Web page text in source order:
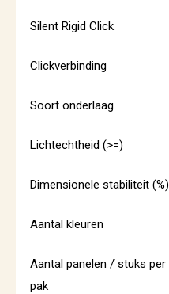
Silent Rigid Click
Clickverbinding
Soort onderlaag
Lichtechtheid (>=)
Dimensionele stabiliteit (%)
Aantal kleuren
Aantal panelen / stuks per
pak